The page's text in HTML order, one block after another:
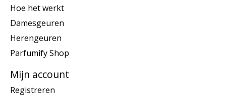
Hoe het werkt
Damesgeuren
Herengeuren
Parfumify Shop
Mijn account
Registreren